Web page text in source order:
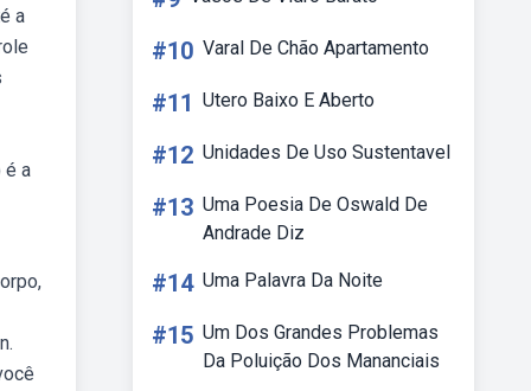
a
é a
#10 Varal De Chão Apartamento
#11 Utero Baixo E Aberto
#12 Unidades De Uso Sustentavel
#13 Uma Poesia De Oswald De
Andrade Diz
#14 Uma Palavra Da Noite
#15 Um Dos Grandes Problemas
Da Poluição Dos Mananciais